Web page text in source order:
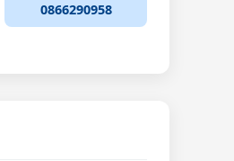
0866290958